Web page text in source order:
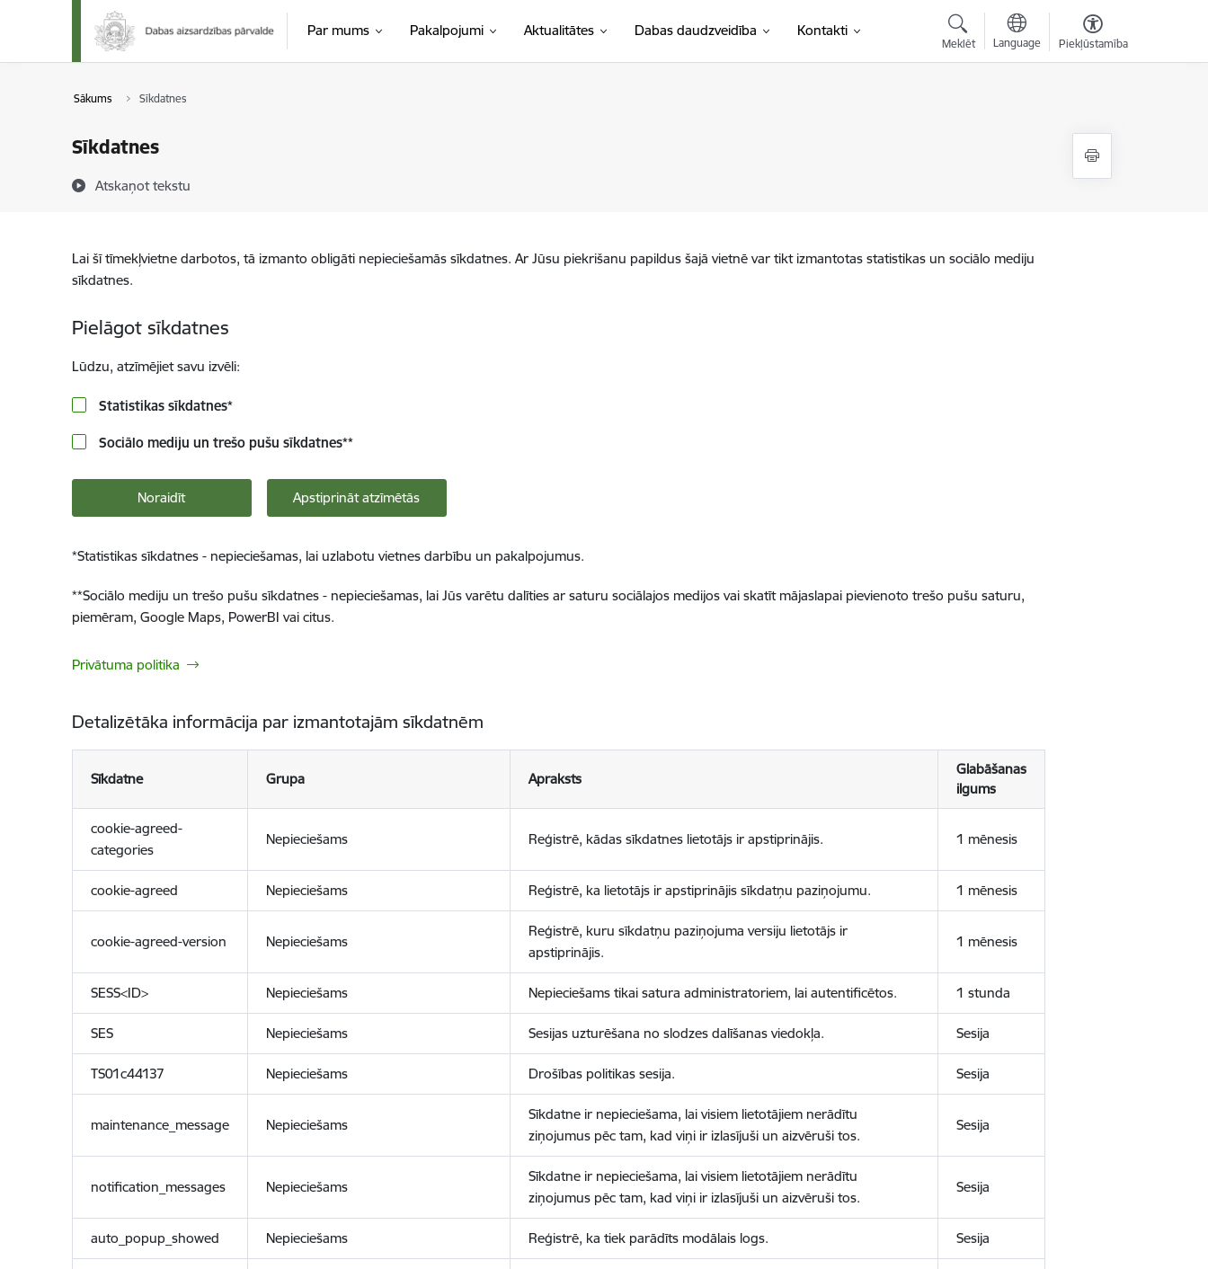
Pāriet uz lapas saturu
Par mums Pakalpojumi Aktualitātes Dabas daudzveidība Kontakti
Meklēt Language Piekļūstamība
Sākums Sīkdatnes
Sīkdatnes
Atskaņot tekstu
Lai šī tīmekļvietne darbotos, tā izmanto obligāti nepieciešamās sīkdatnes. Ar Jūsu piekrišanu papildus šajā vietnē var tikt izmantotas statistikas un sociālo mediju
sīkdatnes.
Pielāgot sīkdatnes
Lūdzu, atzīmējiet savu izvēli:
Statistikas sīkdatnes*
Sociālo mediju un trešo pušu sīkdatnes**
Noraidīt Apstiprināt atzīmētās
*Statistikas sīkdatnes - nepieciešamas, lai uzlabotu vietnes darbību un pakalpojumus.
**Sociālo mediju un trešo pušu sīkdatnes - nepieciešamas, lai Jūs varētu dalīties ar saturu sociālajos medijos vai skatīt mājaslapai pievienoto trešo pušu saturu,
piemēram, Google Maps, PowerBI vai citus.
Privātuma politika
Detalizētāka informācija par izmantotajām sīkdatnēm
Sīkdatne Grupa Apraksts
Glabāšanas
ilgums
cookie-agreed-
categories
Nepieciešams Reģistrē, kādas sīkdatnes lietotājs ir apstiprinājis. 1 mēnesis
cookie-agreed Nepieciešams Reģistrē, ka lietotājs ir apstiprinājis sīkdatņu paziņojumu. 1 mēnesis
cookie-agreed-version Nepieciešams
Reģistrē, kuru sīkdatņu paziņojuma versiju lietotājs ir
apstiprinājis.
1 mēnesis
SESS<ID> Nepieciešams Nepieciešams tikai satura administratoriem, lai autentificētos. 1 stunda
SES Nepieciešams Sesijas uzturēšana no slodzes dalīšanas viedokļa. Sesija
TS01c44137 Nepieciešams Drošības politikas sesija. Sesija
maintenance_message Nepieciešams
Sīkdatne ir nepieciešama, lai visiem lietotājiem nerādītu
ziņojumus pēc tam, kad viņi ir izlasījuši un aizvēruši tos.
Sesija
notification_messages Nepieciešams
Sīkdatne ir nepieciešama, lai visiem lietotājiem nerādītu
ziņojumus pēc tam, kad viņi ir izlasījuši un aizvēruši tos.
Sesija
auto_popup_showed Nepieciešams Reģistrē, ka tiek parādīts modālais logs. Sesija